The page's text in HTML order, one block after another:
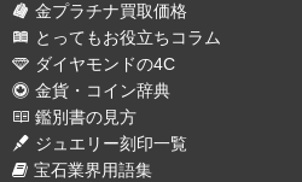
金プラチナ買取価格
とってもお役立ちコラム
ダイヤモンドの4C
金貨・コイン辞典
鑑別書の見方
ジュエリー刻印一覧
宝石業界用語集